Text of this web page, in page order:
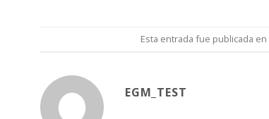
Esta entrada fue publicada en
EGM_TEST